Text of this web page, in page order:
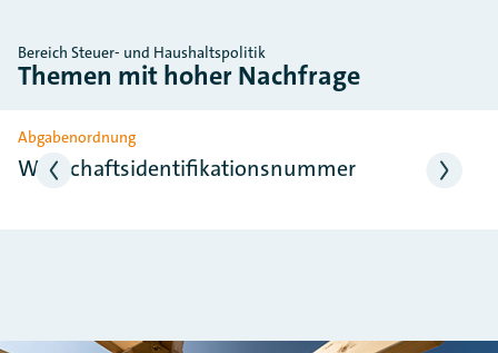
Bereich Steuer- und Haushaltspolitik
Themen mit hoher Nachfrage
Slider überspringen
Abgabenordnung
Wirtschaftsidentifikationsnummer